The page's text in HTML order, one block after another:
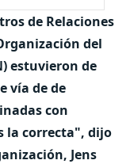
de Relaciones
del
estuvieron de
vía de de
con
la correcta", dijo
Jens